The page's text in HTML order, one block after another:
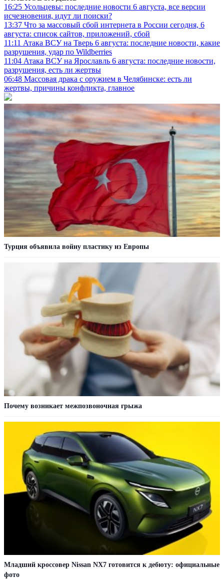
16:25 Усольцевы: последние новости 6 августа, все версии
исчезновения, идут ли поиски?
13:37 Что за массовый сбой интернета в России сегодня, 6
августа: список сайтов, приложений, сбой
11:11 Атака ВСУ на Тверь 6 августа: последние новости, какие
разрушения, удар по Wildberries
11:04 Атака ВСУ на Ярославль 6 августа: последние новости,
разрушения, есть ли жертвы
06:48 Массовая драка с оружием в Челябинске: есть ли
жертвы, причины конфликта, главное
Турция объявила войну пластику из Европы
Почему возникает межпозвоночная грыжа
Младший кроссовер Nissan NX7 готовится к дебюту: официальные
фото